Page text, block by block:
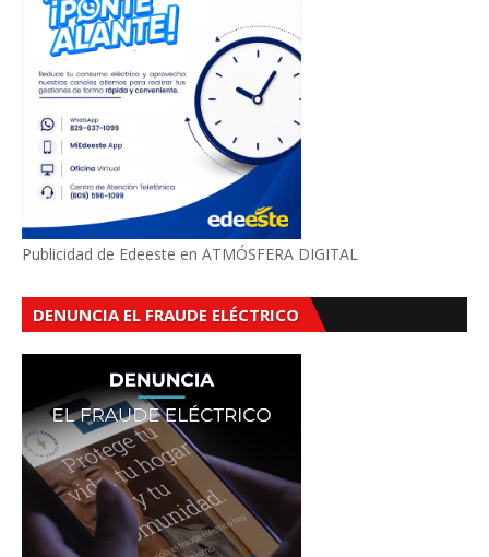
Publicidad de Edeeste en ATMÓSFERA DIGITAL
DENUNCIA EL FRAUDE ELÉCTRICO